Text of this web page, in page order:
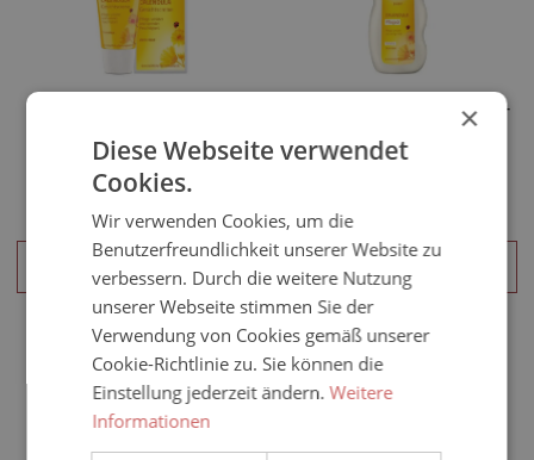
6,99 €*
IN DEN WARENKORB
Weleda Calendula Pflege-
×
Diese Webseite verwendet
Cookies.
Wir verwenden Cookies, um die
Benutzerfreundlichkeit unserer Website zu
verbessern. Durch die weitere Nutzung
unserer Webseite stimmen Sie der
Verwendung von Cookies gemäß unserer
Cookie-Richtlinie zu. Sie können die
Einstellung jederzeit ändern.Weitere
Informationen